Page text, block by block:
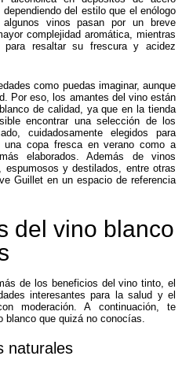
del estilo que el enólogo
algunos vinos pasan por un breve
complejidad aromática, mientras
resaltar su frescura y acidez
como puedas imaginar, aunque
Por eso, los amantes del vino están
de calidad, ya que en la tienda
encontrar una selección de los
cuidadosamente elegidos para
copa fresca en verano como a
elaborados. Además de vinos
y destilados, entre otras
Guillet en un espacio de referencia
del vino blanco
de los beneficios del vino tinto, el
interesantes para la salud y el
moderación. A continuación, te
que quizá no conocías.
naturales